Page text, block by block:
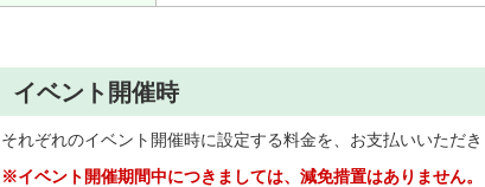
イベント開催時
それぞれのイベント開催時に設定する料金を、お支払いいただき
※イベント開催期間中につきましては、減免措置はありません。